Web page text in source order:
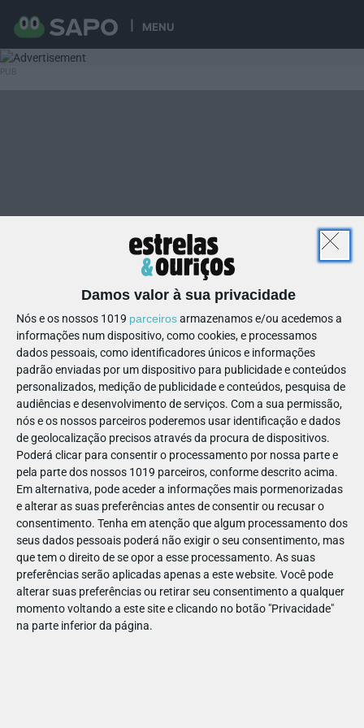
MENU
Damos valor à sua privacidade
Nós e os nossos 1019 parceirosarmazenamos e/ou acedemos a
informações num dispositivo, como cookies, e processamos
dados pessoais, como identificadores únicos e informações
padrão enviadas por um dispositivo para publicidade e conteúdos
personalizados, medição de publicidade e conteúdos, pesquisa de
audiências e desenvolvimento de serviços. Com a sua permissão,
nós e os nossos parceiros poderemos usar identificação e dados
de geolocalização precisos através da procura de dispositivos.
Poderá clicar para consentir o processamento por nossa parte e
pela parte dos nossos 1019 parceiros, conforme descrito acima.
Em alternativa, pode aceder a informações mais pormenorizadas
e alterar as suas preferências antes de consentir ou recusar o
consentimento. Tenha em atenção que algum processamento dos
seus dados pessoais poderá não exigir o seu consentimento, mas
que tem o direito de se opor a esse processamento. As suas
preferências serão aplicadas apenas a este website. Você pode
alterar suas preferências ou retirar seu consentimento a qualquer
momento voltando a este site e clicando no botão "Privacidade"
na parte inferior da página.
17
31874397090746